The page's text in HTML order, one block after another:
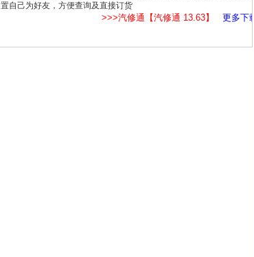
置自己为好友，方便查询及直接订货
>>>汽修通【汽修通 13.63】 更多下载